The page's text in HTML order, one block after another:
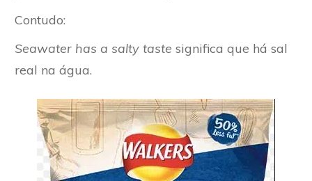
Contudo:
Seawater has a salty taste significa que há sal
real na água.